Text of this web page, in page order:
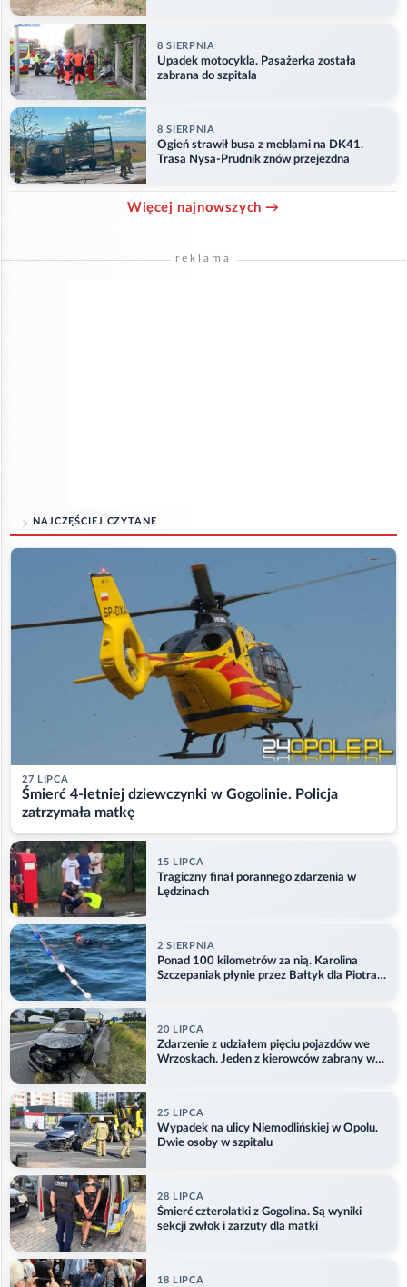
8 SIERPNIA
Upadek motocykla. Pasażerka została
zabrana do szpitala
8 SIERPNIA
Ogień strawił busa z meblami na DK41.
Trasa Nysa-Prudnik znów przejezdna
Więcej najnowszych →
reklama
NAJCZĘŚCIEJ CZYTANE
27 LIPCA
Śmierć 4-letniej dziewczynki w Gogolinie. Policja
zatrzymała matkę
15 LIPCA
Tragiczny finał porannego zdarzenia w
Lędzinach
2 SIERPNIA
Ponad 100 kilometrów za nią. Karolina
Szczepaniak płynie przez Bałtyk dla Piotra.
20 LIPCA
Zdarzenie z udziałem pięciu pojazdów we
Wrzoskach. Jeden z kierowców zabrany w
25 LIPCA
Wypadek na ulicy Niemodlińskiej w Opolu.
Dwie osoby w szpitalu
28 LIPCA
Śmierć czterolatki z Gogolina. Są wyniki
sekcji zwłok i zarzuty dla matki
18 LIPCA